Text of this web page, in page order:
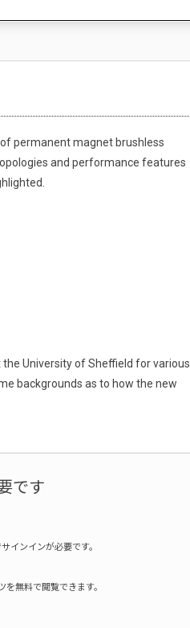
permanent magnet brushless
and performance features
University of Sheffield for various
backgrounds as to how the new
です
インインが必要です。
無料で閲覧できます。